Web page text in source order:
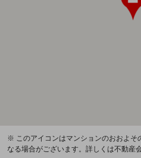
※ このアイコンはマンションのおおよそ
なる場合がございます。詳しくは不動産